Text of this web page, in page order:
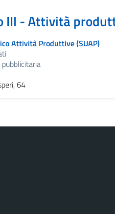
III - Attività
Attività Produttive (SUAP)
64